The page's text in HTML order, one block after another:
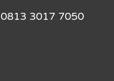
0813 3017 7050